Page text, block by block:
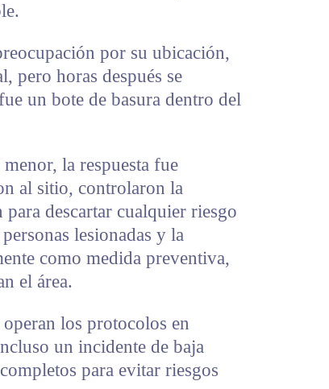
por su ubicación,
pero horas después se
un bote de basura dentro del
la respuesta fue
al sitio, controlaron la
descartar cualquier riesgo
lesionadas y la
como medida preventiva,
el área.
los protocolos en
un incidente de baja
para evitar riesgos